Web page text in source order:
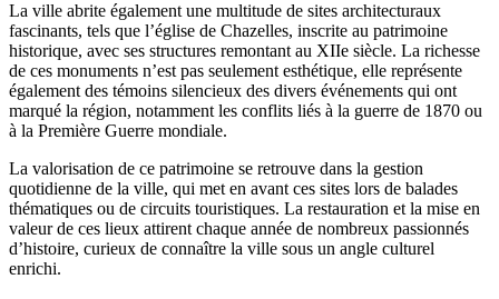
La ville abrite également une multitude de sites architecturaux
fascinants, tels que l’église de Chazelles, inscrite au patrimoine
historique, avec ses structures remontant au XIIe siècle. La richesse
de ces monuments n’est pas seulement esthétique, elle représente
également des témoins silencieux des divers événements qui ont
marqué la région, notamment les conflits liés à la guerre de 1870 ou
à la Première Guerre mondiale.
La valorisation de ce patrimoine se retrouve dans la gestion
quotidienne de la ville, qui met en avant ces sites lors de balades
thématiques ou de circuits touristiques. La restauration et la mise en
valeur de ces lieux attirent chaque année de nombreux passionnés
d’histoire, curieux de connaître la ville sous un angle culturel
enrichi.